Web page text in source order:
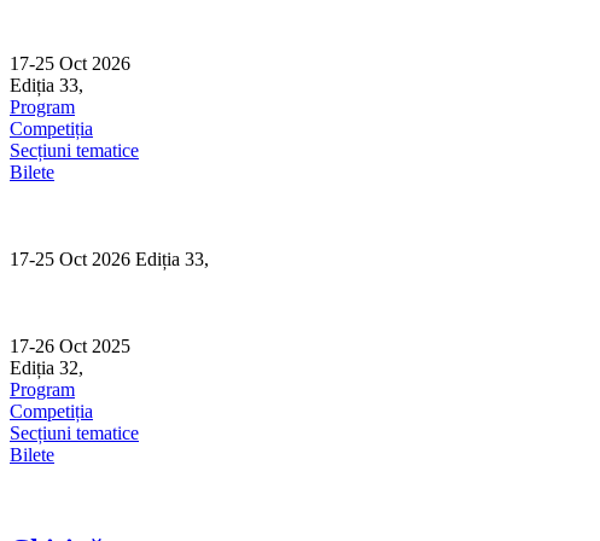
content
17-25 Oct 2026
Ediția 33,
Program
Competiția
Secțiuni tematice
Bilete
17-25 Oct 2026 Ediția 33,
17-26 Oct 2025
Ediția 32,
Program
Competiția
Secțiuni tematice
Bilete